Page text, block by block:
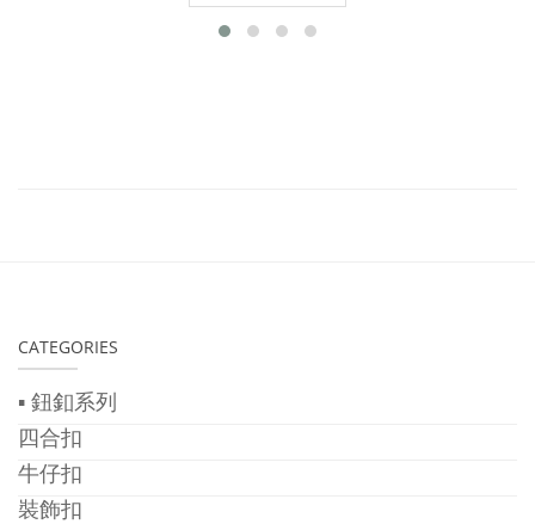
CATEGORIES
▪ 鈕釦系列
四合扣
牛仔扣
裝飾扣